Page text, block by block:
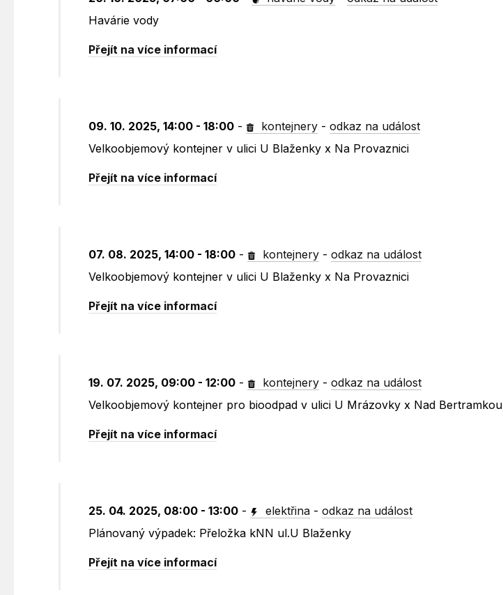
Havárie vody
Přejít na více informací
09. 10. 2025, 14:00 - 18:00 - kontejnery -odkaz na událost
Velkoobjemový kontejner v ulici U Blaženky x Na Provaznici
Přejít na více informací
07. 08. 2025, 14:00 - 18:00 - kontejnery -odkaz na událost
Velkoobjemový kontejner v ulici U Blaženky x Na Provaznici
Přejít na více informací
19. 07. 2025, 09:00 - 12:00 - kontejnery -odkaz na událost
Velkoobjemový kontejner pro bioodpad v ulici U Mrázovky x Nad Bertramkou
Přejít na více informací
25. 04. 2025, 08:00 - 13:00 - elektřina -odkaz na událost
Plánovaný výpadek: Přeložka kNN ul.U Blaženky
Přejít na více informací